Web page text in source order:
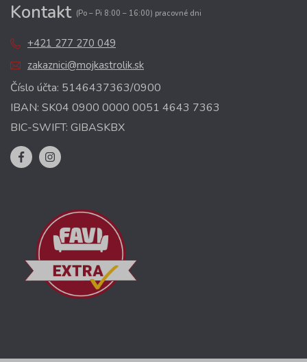
Kontakt (Po – Pi 8:00 – 16:00) pracovné dni
+421 277 270 049
zakaznici@mojkastrolik.sk
Číslo účta: 5146437363/0900
IBAN: SK04 0900 0000 0051 4643 7363
BIC-SWIFT: GIBASKBX